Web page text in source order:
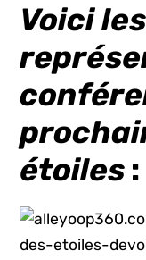
Voici
étoiles :